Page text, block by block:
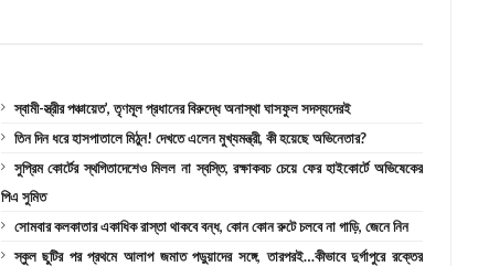
স্বামী-স্ত্রীর পঞ্চায়েত’, তৃণমূল প্রধানের বিরুদ্ধে অনাস্থা ঘাসফুল সদস্যদেরই
তিন দিন ধরে হাসপাতালে মিঠুন! দেখতে এলেন মুখ্যমন্ত্রী, কী হয়েছে অভিনেতার?
সুপ্রিম কোর্টের স্থগিতাদেশেও মিলল না স্বস্তি, রক্ষাকবচ চেয়ে ফের হাইকোর্টে অভিষেকের
পিএ সুমিত
সোমবার কলকাতার একাধিক রাস্তা থাকবে বন্ধ, কোন কোন রুটে চলবে না গাড়ি, জেনে নিন
স্কুল ছুটির পর প্রথমে আলাপ জমাত পড়ুয়াদের সঙ্গে, তারপরই…কীভাবে দুর্গাপুরে রক্তের